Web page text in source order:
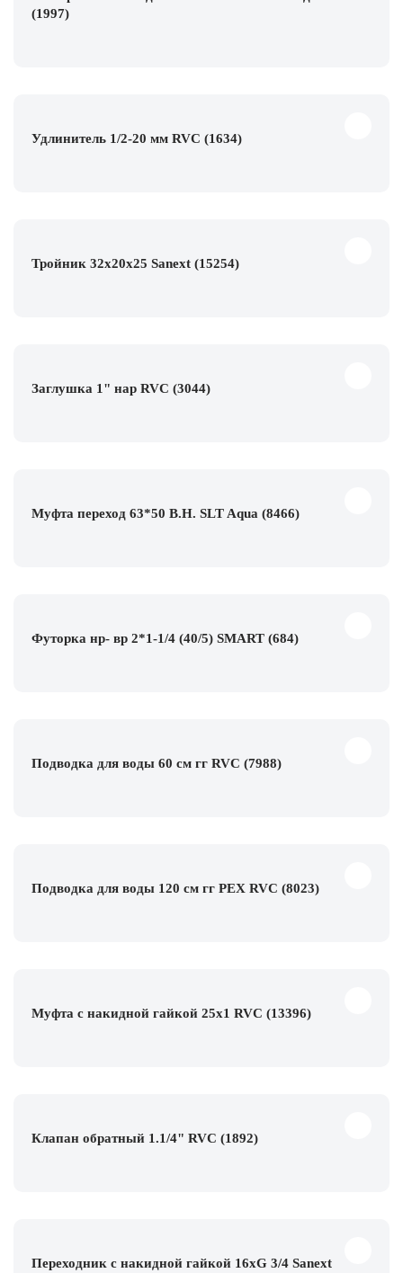
(1997)
Удлинитель 1/2-20 мм RVC (1634)
Тройник 32х20х25 Sanext (15254)
Заглушка 1" нар RVC (3044)
Муфта переход 63*50 В.Н. SLT Aqua (8466)
Футорка нр- вр 2*1-1/4 (40/5) SMART (684)
Подводка для воды 60 см гг RVC (7988)
Подводка для воды 120 см гг PEX RVC (8023)
Муфта с накидной гайкой 25х1 RVC (13396)
Клапан обратный 1.1/4" RVC (1892)
Переходник с накидной гайкой 16хG 3/4 Sanext